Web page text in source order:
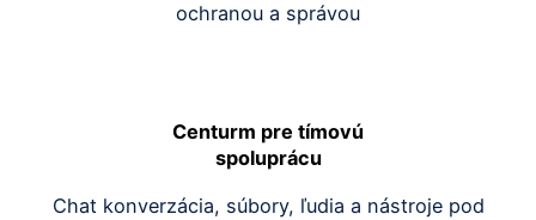
ochranou a správou
Centurm pre tímovú
spoluprácu
Chat konverzácia, súbory, ľudia a nástroje pod